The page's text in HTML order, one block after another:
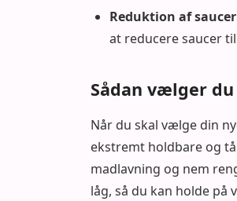
Reduktion af
at reducere saucer
Sådan vælger
Når du skal vælge din
ekstremt holdbare og
madlavning og nem
låg, så du kan holde